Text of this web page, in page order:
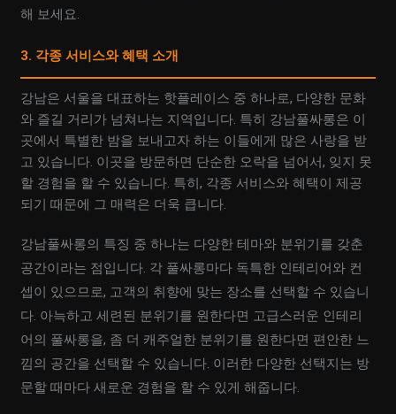
해 보세요.
3. 각종 서비스와 혜택 소개
강남은 서울을 대표하는 핫플레이스 중 하나로, 다양한 문화
와 즐길 거리가 넘쳐나는 지역입니다. 특히 강남풀싸롱은 이
곳에서 특별한 밤을 보내고자 하는 이들에게 많은 사랑을 받
고 있습니다. 이곳을 방문하면 단순한 오락을 넘어서, 잊지 못
할 경험을 할 수 있습니다. 특히, 각종 서비스와 혜택이 제공
되기 때문에 그 매력은 더욱 큽니다.
강남풀싸롱의 특징 중 하나는 다양한 테마와 분위기를 갖춘
공간이라는 점입니다. 각 풀싸롱마다 독특한 인테리어와 컨
셉이 있으므로, 고객의 취향에 맞는 장소를 선택할 수 있습니
다. 아늑하고 세련된 분위기를 원한다면 고급스러운 인테리
어의 풀싸롱을, 좀 더 캐주얼한 분위기를 원한다면 편안한 느
낌의 공간을 선택할 수 있습니다. 이러한 다양한 선택지는 방
문할 때마다 새로운 경험을 할 수 있게 해줍니다.